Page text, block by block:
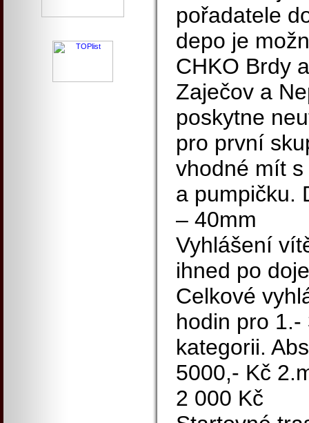
pořadatele
depo je
CHKO Brdy
Zaječov a
poskytne
pro první
vhodné mít
a pumpičku.
– 40mm
Vyhlášení
ihned po
Celkové
hodin pro
kategorii.
5000,- Kč
2 000 Kč